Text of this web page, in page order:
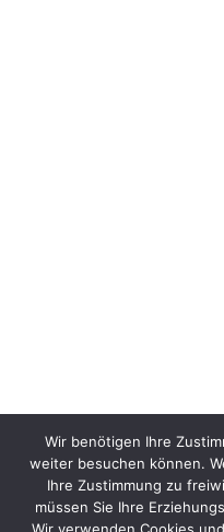
Wir benötigen Ihre
weiter besuchen können.
Ihre Zustimmung zu
müssen Sie Ihre